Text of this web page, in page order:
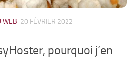
WEB 20 FÉVRIER 2022
pourquoi j’en